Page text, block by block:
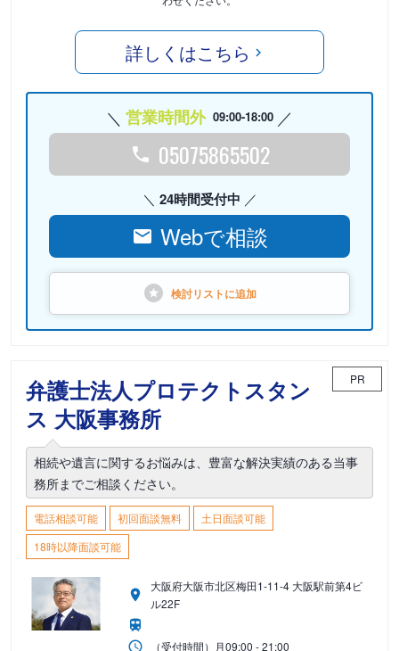
詳しくはこちら
営業時間外 09:00-18:00
05075865502
24時間受付中
Webで相談
検討リストに追加
弁護士法人プロテクトスタン
ス 大阪事務所
PR
相続や遺言に関するお悩みは、豊富な解決実績のある当事
務所までご相談ください。
電話相談可能 初回面談無料
土日面談可能
18時以降面談可能
大阪府大阪市北区梅田1-11-4 大阪駅前第4ビ
ル22F
（受付時間） 月09:00 - 21:00